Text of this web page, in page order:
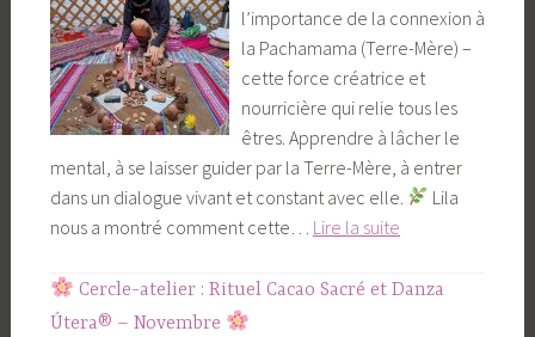
&
Danza
Utera
l’importance de la connexion à
la Pachamama (Terre-Mère) –
cette force créatrice et
nourricière qui relie tous les
êtres. Apprendre à lâcher le
mental, à se laisser guider par la Terre-Mère, à entrer
dans un dialogue vivant et constant avec elle.
Lila
nous a montré comment cette… Lire la suiteTrois
d’initiation
Cercle-atelier : Rituel Cacao Sacré et Danza
Útera® – Novembre